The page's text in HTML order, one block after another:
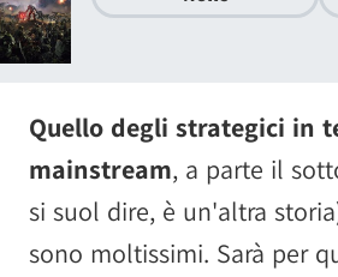
Quello degli strategici in
mainstream, a parte il
si suol dire, è un'altra
sono moltissimi. Sarà per